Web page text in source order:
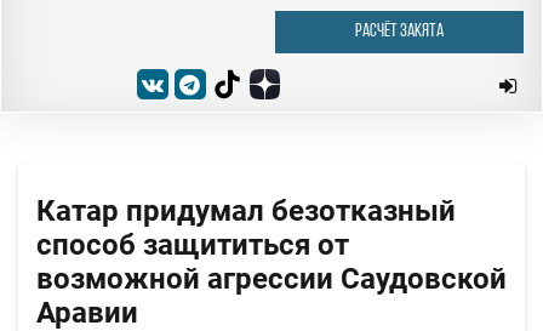
РАСЧЁТ ЗАКЯТА
Катар придумал безотказный
способ защититься от
возможной агрессии Саудовской
Аравии